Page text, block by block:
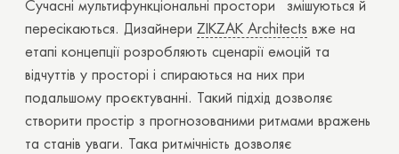
Сучасні мультифункціональні простори змішуються й
пересікаються. Дизайнери ZIKZAK Architects вже на
етапі концепції розробляють сценарії емоцій та
відчуттів у просторі і спираються на них при
подальшому проєктуванні. Такий підхід дозволяє
створити простір з прогнозованими ритмами вражень
та станів уваги. Така ритмічність дозволяє